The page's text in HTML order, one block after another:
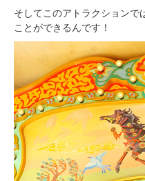
そしてこのアトラクションで
ことができるんです！